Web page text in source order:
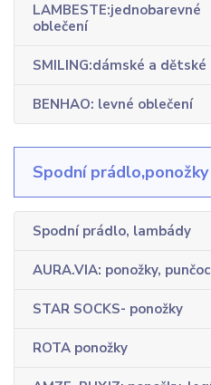
LAMBESTE:jednobarevné
oblečení
SMILING:dámské a dětské
BENHAO: levné oblečení
Spodní prádlo,ponožky
Spodní prádlo, lambády
AURA.VIA: ponožky,
STAR SOCKS- ponožky
ROTA ponožky